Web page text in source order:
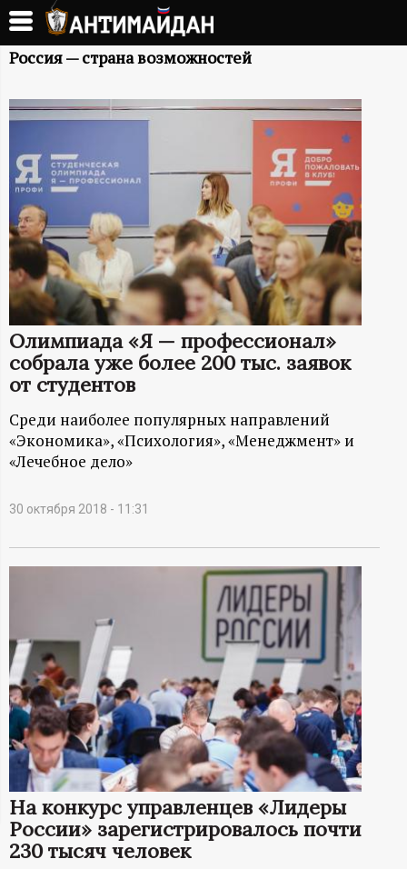
Перейти
основному
А
Н
Т
И
М
А
Й
Д
А
Н
-
и
о
р
м
а
ц
Россия — страна возможностей
Олимпиада «Я — профессионал»
собрала уже более 200 тыс. заявок
от студентов
Среди наиболее популярных направлений
«Экономика», «Психология», «Менеджмент» и
«Лечебное дело»
30 октября 2018 - 11:31
На конкурс управленцев «Лидеры
России» зарегистрировалось почти
230 тысяч человек